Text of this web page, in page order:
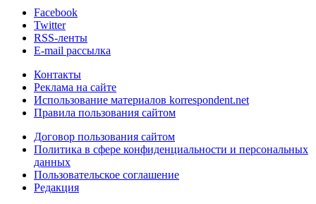
Facebook
Twitter
RSS-ленты
E-mail рассылка
Контакты
Реклама на сайте
Использование материалов korrespondent.net
Правила пользования сайтом
Договор пользования сайтом
Политика в сфере конфиденциальности и персональных
данных
Пользовательское соглашение
Редакция